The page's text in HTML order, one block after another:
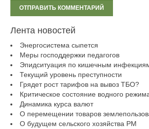
Лента новостей
Энергосистема сыпется
Меры господдержки педагогов
Эпидситуация по кишечным
Текущий уровень преступности
Грядет рост тарифов на вывоз ТБО?
Критическое состояние водного
Динамика курса валют
О перемещении товаров
О будущем сельского хозяйства РМ